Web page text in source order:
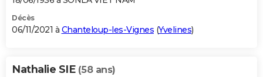
Décès
06/11/2021 à Chanteloup-les-Vignes (Yvelines)
Nathalie SIE (58 ans)